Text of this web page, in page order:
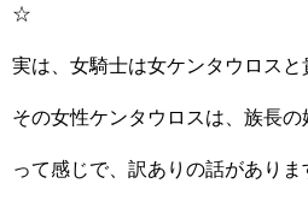
☆
実は、女騎士は女ケンタウロス
その女性ケンタウロスは、族長
って感じで、訳ありの話がありま